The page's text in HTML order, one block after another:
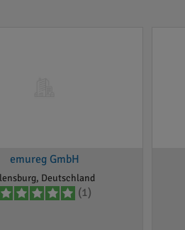
emureg GmbH
Deutschland
(1)